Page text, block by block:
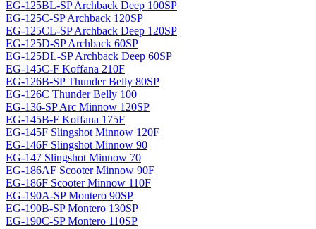
EG-125BL-SP Archback Deep 100SP
EG-125C-SP Archback 120SP
EG-125CL-SP Archback Deep 120SP
EG-125D-SP Archback 60SP
EG-125DL-SP Archback Deep 60SP
EG-145C-F Koffana 210F
EG-126B-SP Thunder Belly 80SP
EG-126C Thunder Belly 100
EG-136-SP Arc Minnow 120SP
EG-145B-F Koffana 175F
EG-145F Slingshot Minnow 120F
EG-146F Slingshot Minnow 90
EG-147 Slingshot Minnow 70
EG-186AF Scooter Minnow 90F
EG-186F Scooter Minnow 110F
EG-190A-SP Montero 90SP
EG-190B-SP Montero 130SP
EG-190C-SP Montero 110SP